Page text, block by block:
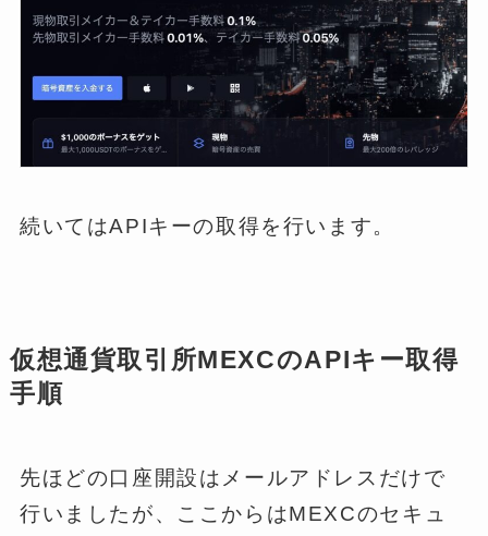
続いてはAPIキーの取得を行います。
仮想通貨取引所MEXCのAPIキー取得
手順
先ほどの口座開設はメールアドレスだけで
行いましたが、ここからはMEXCのセキュ